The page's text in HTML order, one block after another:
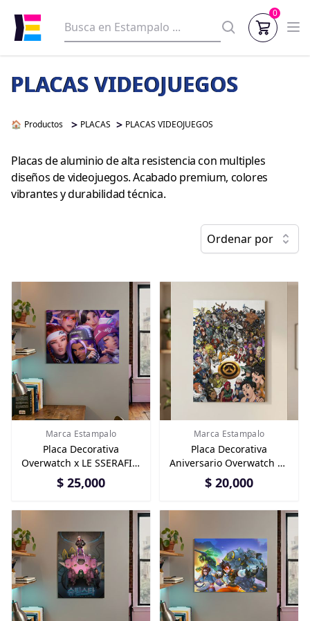
0
PLACAS VIDEOJUEGOS
🏠 Productos > PLACAS > PLACAS VIDEOJUEGOS
Placas de aluminio de alta resistencia con multiples
diseños de videojuegos. Acabado premium, colores
vibrantes y durabilidad técnica.
Ordenar por
Marca Estampalo
Placa Decorativa
Overwatch x LE SSERAFIM
en Aluminio
$ 25,000
Marca Estampalo
Placa Decorativa
Aniversario Overwatch en
Aluminio 15x20
$ 20,000